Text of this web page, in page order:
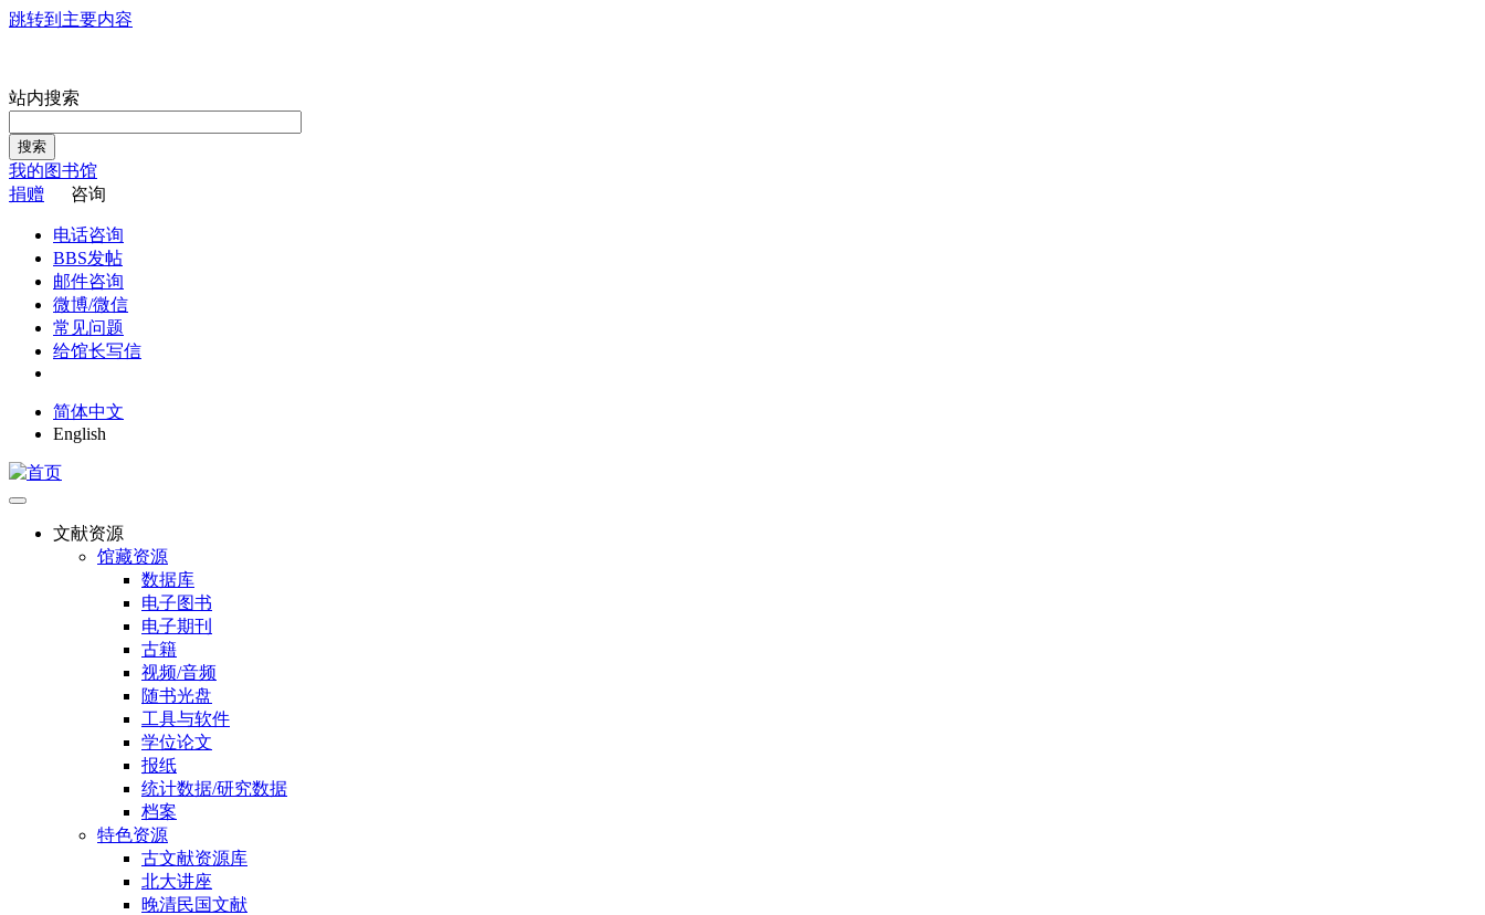
跳转到主要内容
站内搜索
搜索
我的图书馆
捐赠
咨询
电话咨询
BBS发帖
邮件咨询
微博/微信
常见问题
给馆长写信
简体中文
English
文献资源
馆藏资源
数据库
电子图书
电子期刊
古籍
视频/音频
随书光盘
工具与软件
学位论文
报纸
统计数据/研究数据
档案
特色资源
古文献资源库
北大讲座
晚清民国文献